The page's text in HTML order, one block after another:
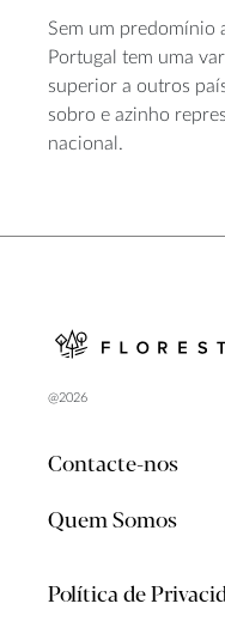
Sem um predomínio
Portugal tem uma
superior a outros
sobro e azinho
nacional.
@2026
Contacte-nos
Quem Somos
Política de